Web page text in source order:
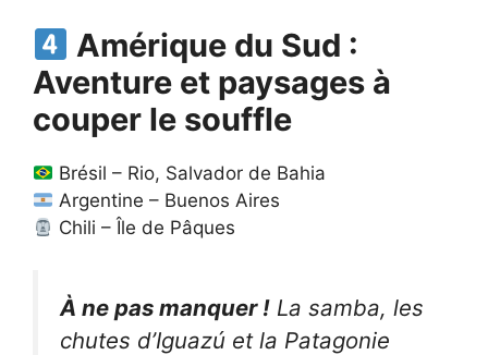
Amérique du Sud :
Aventure et paysages à
couper le souffle
Brésil – Rio, Salvador de Bahia
Argentine – Buenos Aires
Chili – Île de Pâques
À ne pas manquer ! La samba, les
chutes d’Iguazú et la Patagonie